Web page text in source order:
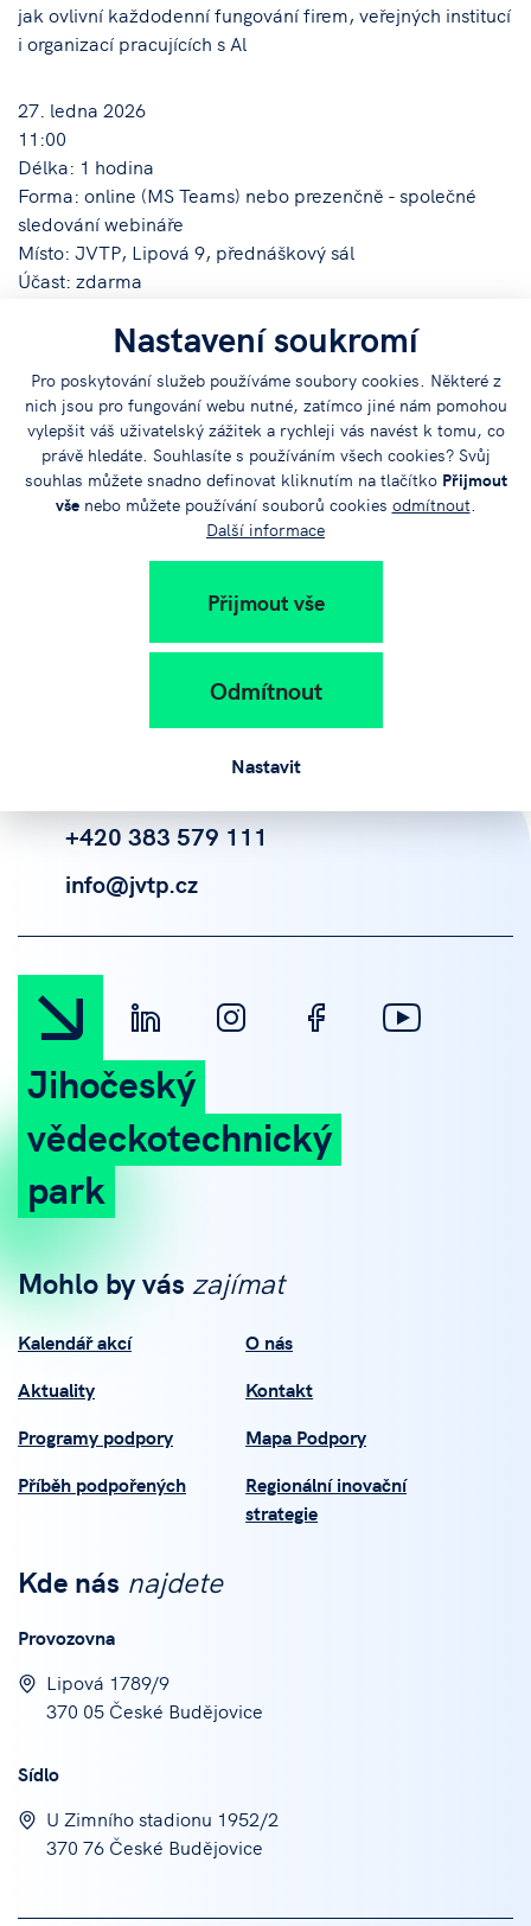
Nastavení soukromí
Pro poskytování služeb používáme soubory cookies. Některé z
nich jsou pro fungování webu nutné, zatímco jiné nám pomohou
vylepšit váš uživatelský zážitek a rychleji vás navést k tomu, co
právě hledáte. Souhlasíte s používáním všech cookies? Svůj
souhlas můžete snadno definovat kliknutím na tlačítko Přijmout
všenebo můžete používání souborů cookies odmítnout.
Další informace
Přijmout vše
Odmítnout
Nastavit
jak ovlivní každodenní fungování firem, veřejných institucí
i organizací pracujících s Al
27. ledna 2026
11:00
Délka: 1 hodina
Forma: online (MS Teams) nebo prezenčně - společné
sledování webináře
Místo: JVTP, Lipová 9, přednáškový sál
Účast: zdarma
Přednášející: Ing. David Pešek - expert na Al (eDIH CTU &
Budějovice.ai)
Registrace Online
článek na:
+420 383 579 111
info@jvtp.cz
Jihočeský
vědeckotechnický
park
Mohlo by vás zajímat
Kalendář akcí
Aktuality
Programy podpory
Příběh podpořených
O nás
Kontakt
Mapa Podpory
Regionální inovační
strategie
Kde nás najdete
Provozovna
Lipová 1789/9
370 05 České Budějovice
Sídlo
U Zimního stadionu 1952/2
370 76 České Budějovice